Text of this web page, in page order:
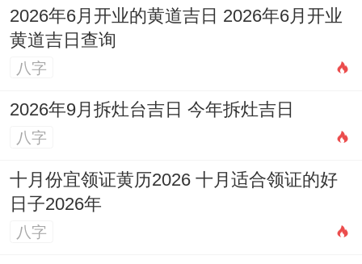
2026年6月开业的黄道吉日 2026年6月开业
黄道吉日查询
八字
2026年9月拆灶台吉日 今年拆灶吉日
八字
十月份宜领证黄历2026 十月适合领证的好
日子2026年
八字